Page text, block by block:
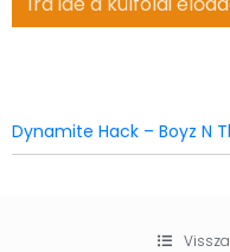
for:
Dynamite Hack – Boyz N